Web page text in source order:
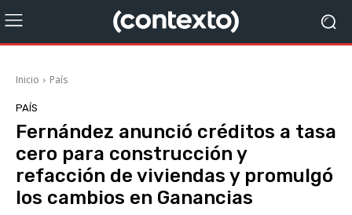
Inicio País
PAÍS
Fernández anunció créditos a tasa
cero para construcción y
refacción de viviendas y promulgó
los cambios en Ganancias